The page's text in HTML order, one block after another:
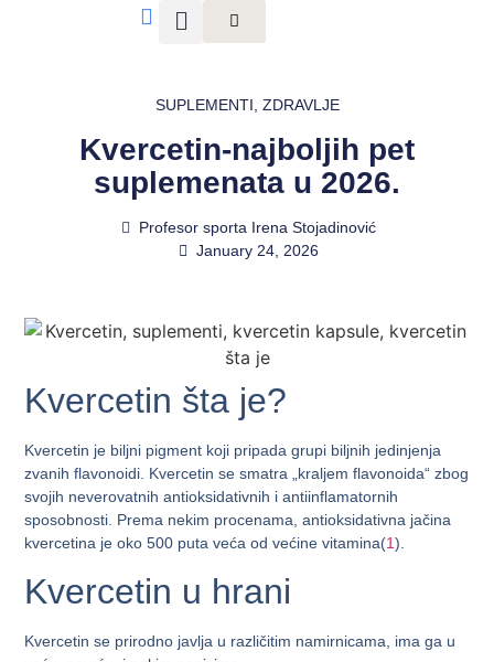
SUPLEMENTI ZDRAVLJE
Kvercetin-najboljih pet
suplemenata u 2026.
Profesor sporta Irena Stojadinović
January 24, 2026
Kvercetin šta je?
Kvercetin je biljni pigment koji pripada grupi biljnih jedinjenja
zvanih flavonoidi. Kvercetin se smatra „kraljem flavonoida“ zbog
svojih neverovatnih antioksidativnih i antiinflamatornih
sposobnosti. Prema nekim procenama, antioksidativna jačina
kvercetina je oko 500 puta veća od većine vitamina(1).
Kvercetin u hrani
Kvercetin se prirodno javlja u različitim namirnicama, ima ga u